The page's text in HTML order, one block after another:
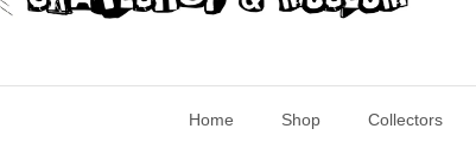
Home Shop Collectors